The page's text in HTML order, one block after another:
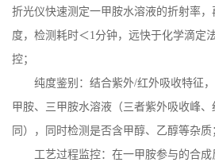
折光仪快速测定一甲胺水溶液的折射率
度，检测耗时＜1分钟，远快于化学滴定
控；
纯度鉴别：结合紫外/红外吸收特征
甲胺、三甲胺水溶液（三者紫外吸收峰
同），同时检测是否含甲醇、乙醇等杂质
工艺过程监控：在一甲胺参与的合成